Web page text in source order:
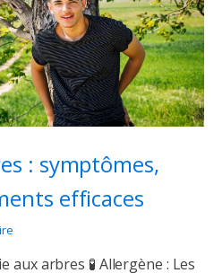
: symptômes,
efficaces
aux arbres 🧪 Allergène : Les